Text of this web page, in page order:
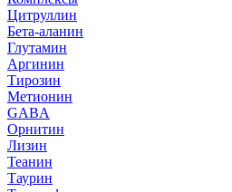
Цитруллин
Бета-аланин
Глутамин
Аргинин
Тирозин
Метионин
GABA
Орнитин
Лизин
Теанин
Таурин